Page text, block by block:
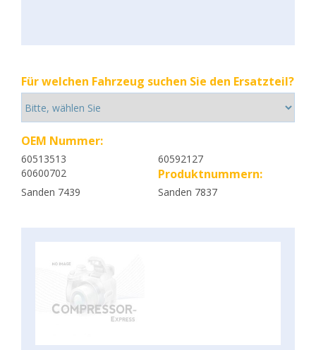
Für welchen Fahrzeug suchen Sie den Ersatzteil?
OEM Nummer:
60513513
60592127
60600702
Produktnummern:
Sanden 7439 Sanden 7837